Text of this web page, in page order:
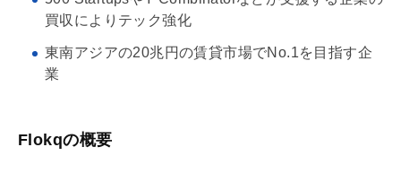
買収によりテック強化
東南アジアの20兆円の賃貸市場でNo.1を目指す企
業
Flokqの概要